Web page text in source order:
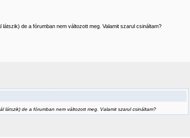
de a fórumban nem változott meg. Valamit szarul csináltam?
látszik) de a fórumban nem változott meg. Valamit szarul csináltam?